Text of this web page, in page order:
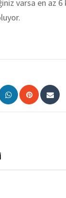
varsa en az
WhatsappPinterest
Share